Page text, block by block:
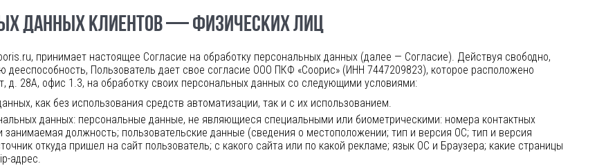
ДАННЫХ КЛИЕНТОВ — ФИЗИЧЕСКИХ ЛИЦ
принимает настоящее Согласие на обработку персональных данных (далее — Согласие). Действуя свободно,
Пользователь дает свое согласие ООО ПКФ «Соорис» (ИНН 7447209823), которое расположено
д. 28А, офис 1.3, на обработку своих персональных данных со следующими условиями:
как без использования средств автоматизации, так и с их использованием.
данных: персональные данные, не являющиеся специальными или биометрическими: номера контактных
должность; пользовательские данные (сведения о местоположении; тип и версия ОС; тип и версия
откуда пришел на сайт пользователь; с какого сайта или по какой рекламе; язык ОС и Браузера; какие страницы
ip-адрес.